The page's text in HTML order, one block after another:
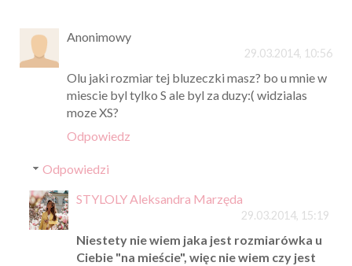
Anonimowy
29.03.2014, 10:56
Olu jaki rozmiar tej bluzeczki masz? bo u mnie w
miescie byl tylko S ale byl za duzy:( widzialas
moze XS?
Odpowiedz
Odpowiedzi
STYLOLY Aleksandra Marzęda
29.03.2014, 15:19
Niestety nie wiem jaka jest rozmiarówka u
Ciebie "na mieście", więc nie wiem czy jest